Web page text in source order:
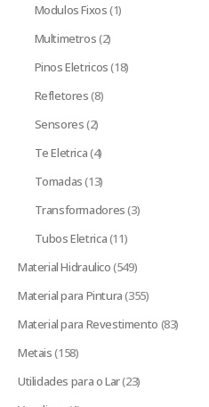
Modulos Fixos(1)
Multimetros(2)
Pinos Eletricos(18)
Refletores(8)
Sensores(2)
Te Eletrica(4)
Tomadas(13)
Transformadores(3)
Tubos Eletrica(11)
Material Hidraulico(549)
Material para Pintura(355)
Material para Revestimento (83)
Metais(158)
Utilidades para o Lar(23)